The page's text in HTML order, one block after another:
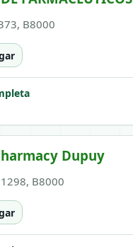
B8000
Dupuy
B8000